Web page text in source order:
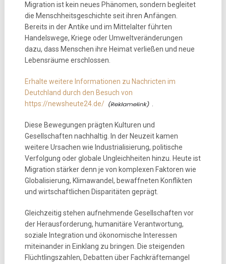
Migration ist kein neues Phänomen, sondern begleitet
die Menschheitsgeschichte seit ihren Anfängen.
Bereits in der Antike und im Mittelalter führten
Handelswege, Kriege oder Umweltveränderungen
dazu, dass Menschen ihre Heimat verließen und neue
Lebensräume erschlossen.
Erhalte weitere Informationen zu Nachricten im
Deutchland durch den Besuch von
https://newsheute24.de/
Diese Bewegungen prägten Kulturen und
Gesellschaften nachhaltig. In der Neuzeit kamen
weitere Ursachen wie Industrialisierung, politische
Verfolgung oder globale Ungleichheiten hinzu. Heute ist
Migration stärker denn je von komplexen Faktoren wie
Globalisierung, Klimawandel, bewaffneten Konflikten
und wirtschaftlichen Disparitäten geprägt.
Gleichzeitig stehen aufnehmende Gesellschaften vor
der Herausforderung, humanitäre Verantwortung,
soziale Integration und ökonomische Interessen
miteinander in Einklang zu bringen. Die steigenden
Flüchtlingszahlen, Debatten über Fachkräftemangel